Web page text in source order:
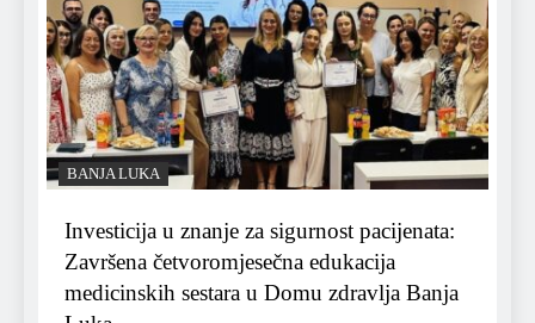
BANJA LUKA
Investicija u znanje za sigurnost pacijenata:
Završena četvoromjesečna edukacija
medicinskih sestara u Domu zdravlja Banja